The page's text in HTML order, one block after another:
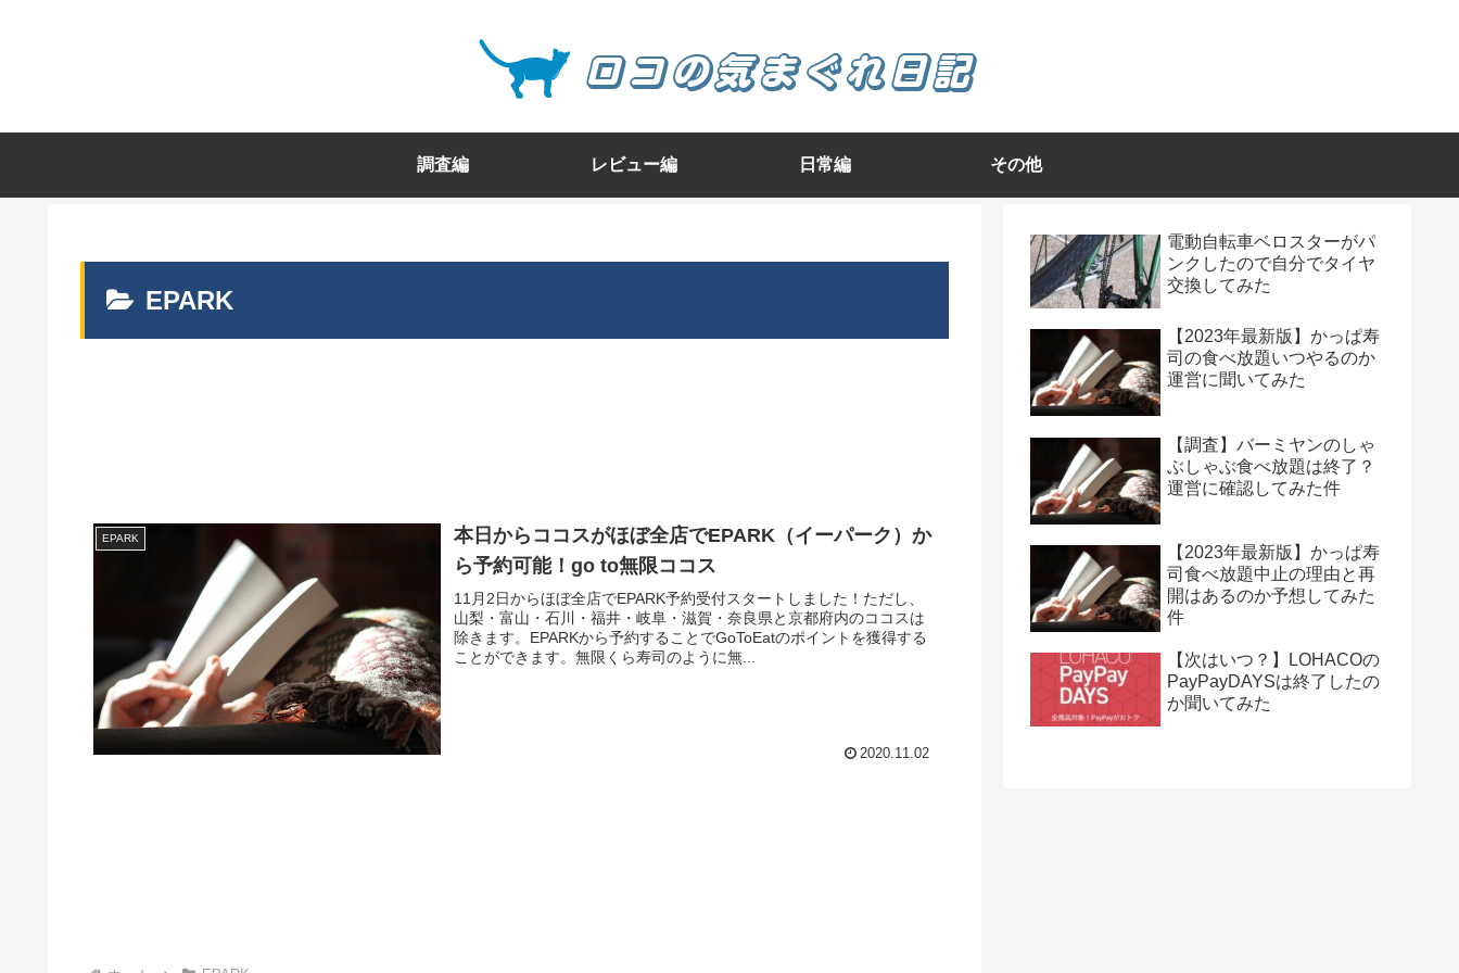
調査編 レビュー編 日常編 その他
EPARK
EPARK
本日からココスがほぼ全店でEPARK（イーパーク）か
ら予約可能！go to無限ココス
11月2日からほぼ全店でEPARK予約受付スタートしました！ただし、
山梨・富山・石川・福井・岐阜・滋賀・奈良県と京都府内のココスは
除きます。EPARKから予約することでGoToEatのポイントを獲得する
ことができます。無限くら寿司のように無...
2020.11.02
電動自転車ベロスターがパ
ンクしたので自分でタイヤ
交換してみた
【2023年最新版】かっぱ寿
司の食べ放題いつやるのか
運営に聞いてみた
【調査】バーミヤンのしゃ
ぶしゃぶ食べ放題は終了？
運営に確認してみた件
【2023年最新版】かっぱ寿
司食べ放題中止の理由と再
開はあるのか予想してみた
件
【次はいつ？】LOHACOの
PayPayDAYSは終了したの
か聞いてみた